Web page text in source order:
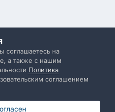
Обратная связь
Community
соглашаетесь на
а также с нашим
Политика
соглашением